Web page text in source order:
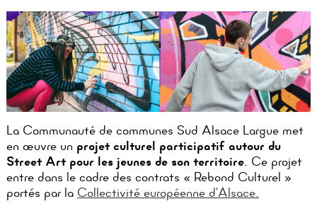
La Communauté de communes Sud Alsace Largue met
en œuvre un projet culturel participatif autour du
Street Art pour les jeunes de son territoire. Ce projet
entre dans le cadre des contrats « Rebond Culturel »
portés par la Collectivité européenne d’Alsace.